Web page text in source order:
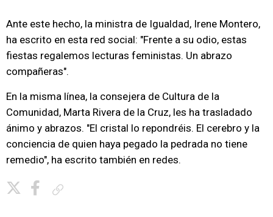
Ante este hecho, la ministra de Igualdad, Irene Montero,
ha escrito en esta red social: "Frente a su odio, estas
fiestas regalemos lecturas feministas. Un abrazo
compañeras".
En la misma línea, la consejera de Cultura de la
Comunidad, Marta Rivera de la Cruz, les ha trasladado
ánimo y abrazos. "El cristal lo repondréis. El cerebro y la
conciencia de quien haya pegado la pedrada no tiene
remedio", ha escrito también en redes.